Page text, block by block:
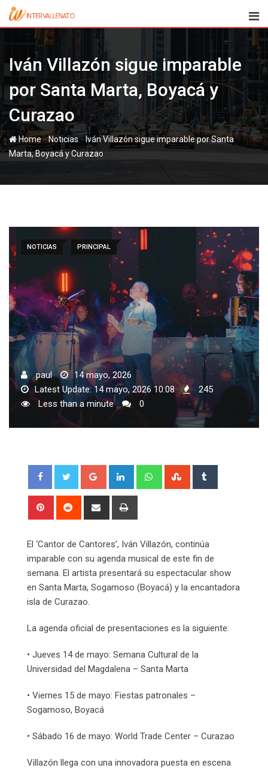
Skip
Iván Villazón sigue imparable
por Santa Marta, Boyacá y
Curazao
Home-Noticias-Iván Villazón sigue imparable por Santa
Marta, Boyacá y Curazao
NOTICIAS PRINCIPAL
paul
14 mayo, 2026
Latest Update: 14 mayo, 2026 10:08
245
Less than a minute
0
Google+ LinkedIn WhatsappStumbleUpon
Pinterest Reddit
Share
El ‘Cantor de Cantores’, Iván Villazón, continúa
imparable con su agenda musical de este fin de
semana. El artista presentará su espectacular show
en Santa Marta, Sogamoso (Boyacá) y la encantadora
isla de Curazao.
La agenda oficial de presentaciones es la siguiente:
• Jueves 14 de mayo: Semana Cultural de la
Universidad del Magdalena – Santa Marta
• Viernes 15 de mayo: Fiestas patronales –
Sogamoso, Boyacá
• Sábado 16 de mayo: World Trade Center – Curazao
Villazón llega con una innovadora puesta en escena